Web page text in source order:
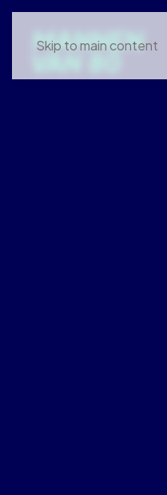
Skip to main content